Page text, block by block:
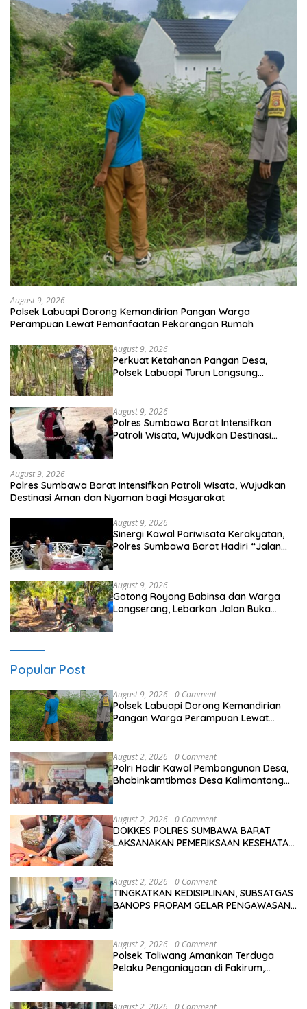
August 9, 2026
Polsek Labuapi Dorong Kemandirian Pangan Warga
Perampuan Lewat Pemanfaatan Pekarangan Rumah
August 9, 2026
Perkuat Ketahanan Pangan Desa,
Polsek Labuapi Turun Langsung
August 9, 2026
Polres Sumbawa Barat Intensifkan
Patroli Wisata, Wujudkan Destinasi
August 9, 2026
Polres Sumbawa Barat Intensifkan Patroli Wisata, Wujudkan
Destinasi Aman dan Nyaman bagi Masyarakat
August 9, 2026
Sinergi Kawal Pariwisata Kerakyatan,
Polres Sumbawa Barat Hadiri “Jalan
August 9, 2026
Gotong Royong Babinsa dan Warga
Longserang, Lebarkan Jalan Buka
Popular Post
August 9, 2026 0 Comment
Polsek Labuapi Dorong Kemandirian
Pangan Warga Perampuan Lewat
August 2, 2026 0 Comment
Polri Hadir Kawal Pembangunan Desa,
Bhabinkamtibmas Desa Kalimantong
August 2, 2026 0 Comment
DOKKES POLRES SUMBAWA BARAT
LAKSANAKAN PEMERIKSAAN KESEHATAN
August 2, 2026 0 Comment
TINGKATKAN KEDISIPLINAN, SUBSATGAS
BANOPS PROPAM GELAR PENGAWASAN
August 2, 2026 0 Comment
Polsek Taliwang Amankan Terduga
Pelaku Penganiayaan di Fakirum,
August 2, 2026 0 Comment